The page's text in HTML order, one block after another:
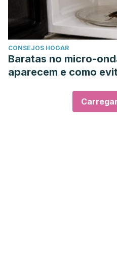
CONSEJOS HOGAR
Baratas no micro-
aparecem e como